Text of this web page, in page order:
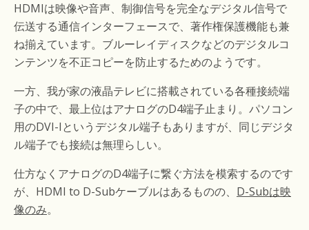
HDMIは映像や音声、制御信号を完全なデジタル信号で
伝送する通信インターフェースで、著作権保護機能も兼
ね揃えています。ブルーレイディスクなどのデジタルコ
ンテンツを不正コピーを防止するためのようです。
一方、我が家の液晶テレビに搭載されている各種接続端
子の中で、最上位はアナログのD4端子止まり。パソコン
用のDVI-Iというデジタル端子もありますが、同じデジタ
ル端子でも接続は無理らしい。
仕方なくアナログのD4端子に繋ぐ方法を模索するのです
が、HDMI to D-Subケーブルはあるものの、 D-Subは映
像のみ。